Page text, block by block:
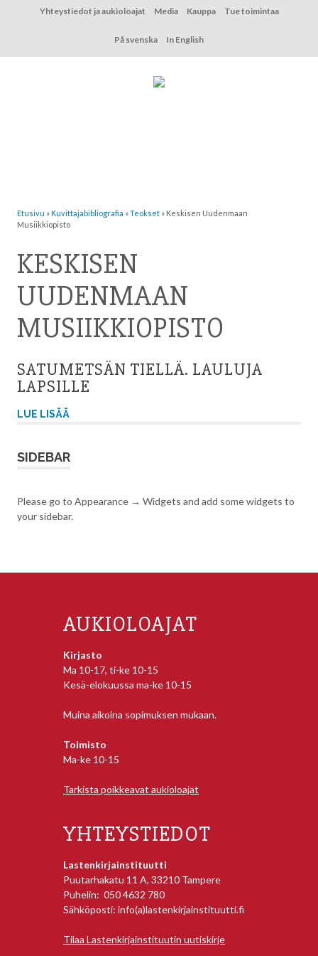
Yhteystiedot ja aukioloajat Media Kauppa Tue toimintaa
På svenska In English
Etusivu »Kuvittaja­bibliografia »Teokset » Keskisen Uudenmaan
Musiikkiopisto
KESKISEN
UUDENMAAN
MUSIIKKIOPISTO
SATUMETSÄN TIELLÄ. LAULUJA
LAPSILLE
LUE LISÄÄ
SIDEBAR
Please go to Appearance → Widgets and add some widgets to
your sidebar.
AUKIOLOAJAT
Kirjasto
Ma 10-17, ti-ke 10-15
Kesä-elokuussa ma-ke 10-15
Muina aikoina sopimuksen mukaan.
Toimisto
Ma-ke 10-15
Tarkista poikkeavat aukioloajat
YHTEYSTIEDOT
Lastenkirjainstituutti
Puutarhakatu 11 A, 33210 Tampere
Puhelin: 050 4632 780
Sähköposti: info(a)lastenkirjainstituutti.fi
Tilaa Lastenkirjainstituutin uutiskirje